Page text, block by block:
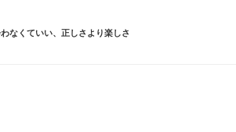
なくていい、 正しさより楽しさ